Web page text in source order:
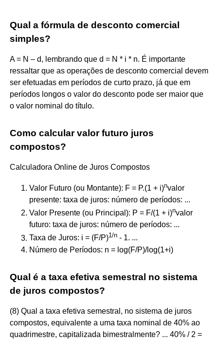
Qual a fórmula de desconto comercial
simples?
A = N – d, lembrando que d = N * i * n. É importante
ressaltar que as operações de desconto comercial devem
ser efetuadas em períodos de curto prazo, já que em
períodos longos o valor do desconto pode ser maior que
o valor nominal do título.
Como calcular valor futuro juros
compostos?
Calculadora Online de Juros Compostos
Valor Futuro (ou Montante): F = P.(1 + i)nvalor
presente: taxa de juros: número de períodos: ...
Valor Presente (ou Principal): P = F/(1 + i)nvalor
futuro: taxa de juros: número de períodos: ...
Taxa de Juros: i = (F/P)1/n - 1. ...
Número de Períodos: n = log(F/P)/log(1+i)
Qual é a taxa efetiva semestral no sistema
de juros compostos?
(8) Qual a taxa efetiva semestral, no sistema de juros
compostos, equivalente a uma taxa nominal de 40% ao
quadrimestre, capitalizada bimestralmente? ... 40% / 2 =